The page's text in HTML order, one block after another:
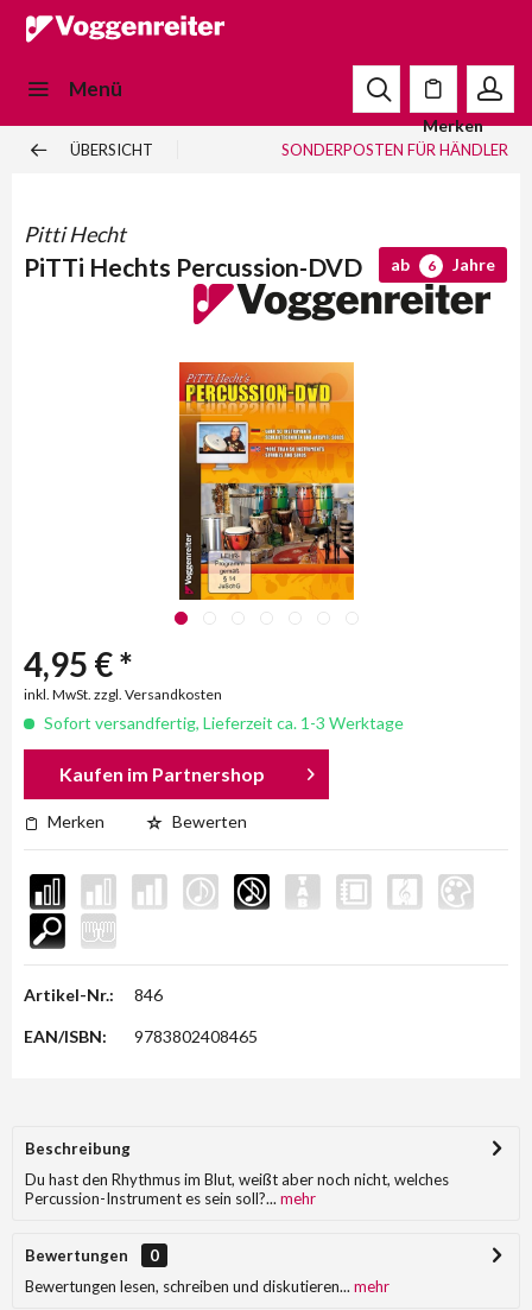
Menü
Merken
ÜBERSICHT SONDERPOSTEN FÜR HÄNDLER
Pitti Hecht
PiTTi Hechts Percussion-DVD ab 6 Jahre
4,95 € *
inkl. MwSt. zzgl. Versandkosten
Sofort versandfertig, Lieferzeit ca. 1-3 Werktage
Kaufen im Partnershop
Merken Bewerten
Artikel-Nr.: 846
EAN/ISBN: 9783802408465
Beschreibung
Du hast den Rhythmus im Blut, weißt aber noch nicht, welches
Percussion-Instrument es sein soll?... mehr
Bewertungen
0
Bewertungen lesen, schreiben und diskutieren... mehr